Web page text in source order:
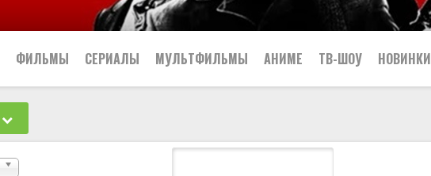
ФИЛЬМЫ
Мелодрамы
СЕРИАЛЫ
Криминальные
МУЛЬТФИЛЬМЫ
Детективные
Русские
АНИМЕ
Боевик
ТВ-ШОУ НОВИНКИ